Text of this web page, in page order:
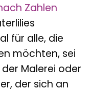
Zahlen
für alle, die
möchten, sei
Malerei oder
der sich an